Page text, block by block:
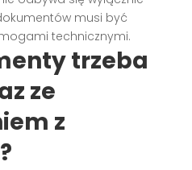
musi być
technicznymi.
trzeba
ze
z